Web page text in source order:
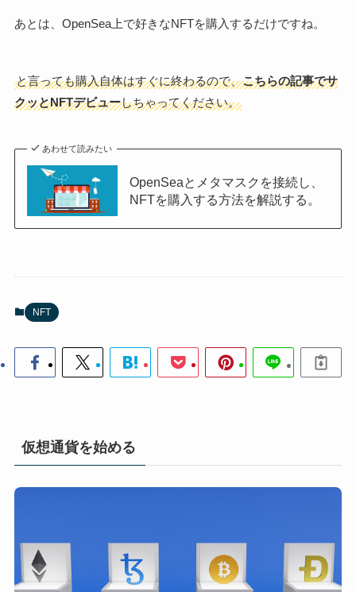
あとは、OpenSea上で好きなNFTを購入するだけですね。
と言っても購入自体はすぐに終わるので、こちらの記事でサ
クッとNFTデビューしちゃってください。
あわせて読みたい
OpenSeaとメタマスクを接続し、
NFTを購入する方法を解説する。
NFT
仮想通貨を始める